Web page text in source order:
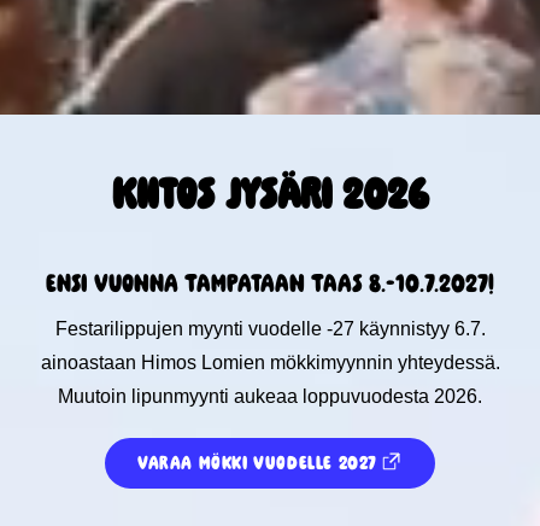
KIITOS JYSÄRI 2026
Ensi vuonna tampataan taas 8.-10.7.2027!
Festarilippujen myynti vuodelle -27 käynnistyy 6.7.
ainoastaan Himos Lomien mökkimyynnin yhteydessä.
Muutoin lipunmyynti aukeaa loppuvuodesta 2026.
Varaa mökki vuodelle 2027